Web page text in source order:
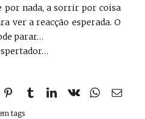
nada, a sorrir por coisa
ver a reacção esperada. O
parar…
tags